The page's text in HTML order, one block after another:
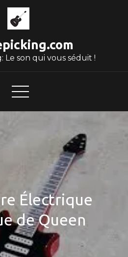
Le son qui vous séduit !
Électrique
de Queen